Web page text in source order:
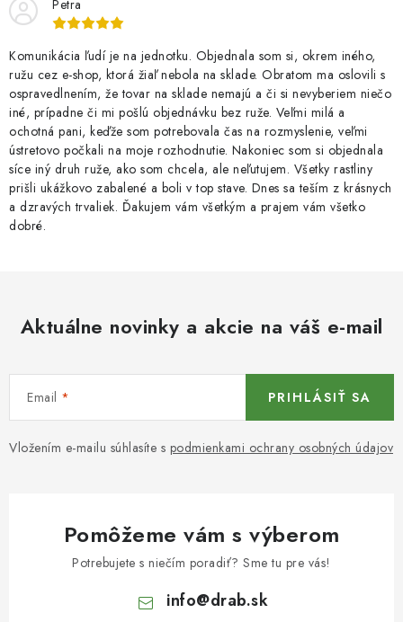
Petra
Komunikácia ľudí je na jednotku. Objednala som si, okrem iného,
ružu cez e-shop, ktorá žiaľ nebola na sklade. Obratom ma oslovili s
ospravedlnením, že tovar na sklade nemajú a či si nevyberiem niečo
iné, prípadne či mi pošlú objednávku bez ruže. Veľmi milá a
ochotná pani, keďže som potrebovala čas na rozmyslenie, veľmi
ústretovo počkali na moje rozhodnutie. Nakoniec som si objednala
síce iný druh ruže, ako som chcela, ale neľutujem. Všetky rastliny
prišli ukážkovo zabalené a boli v top stave. Dnes sa teším z krásnych
a dzravých trvaliek. Ďakujem vám všetkým a prajem vám všetko
dobré.
Aktuálne novinky a akcie na váš e-mail
Email
Vložením e-mailu súhlasíte s podmienkami ochrany osobných údajov
PRIHLÁSIŤ SA
Pomôžeme vám s výberom
Potrebujete s niečím poradiť? Sme tu pre vás!
info@drab.sk